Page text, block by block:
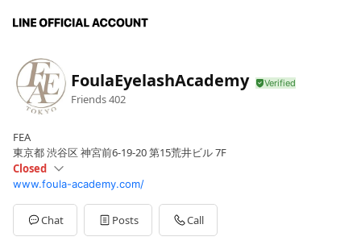
FoulaEyelashAcademy
Friends402
FEA
東京都 渋谷区 神宮前6-19-20 第15荒井ビル 7F
Closed
SunClosed
Mon09:00 - 18:00
Tue09:00 - 18:00
Wed09:00 - 18:00
www.foula-academy.com/
Chat Posts Call